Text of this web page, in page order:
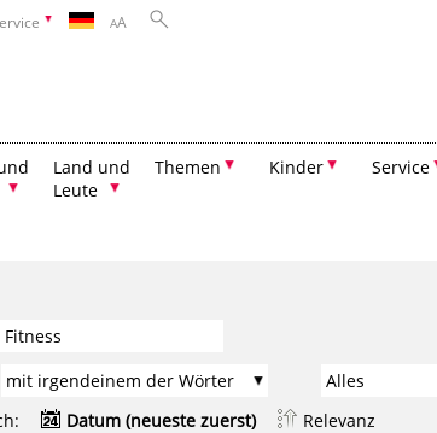
AA
Land und
Leute
Themen Kinder Service
Datum (neueste zuerst) Relevanz